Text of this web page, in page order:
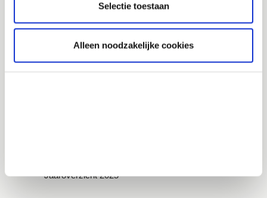
Selectie toestaan
Alleen noodzakelijke cookies
Postbus 242
Jaaroverzicht 2025